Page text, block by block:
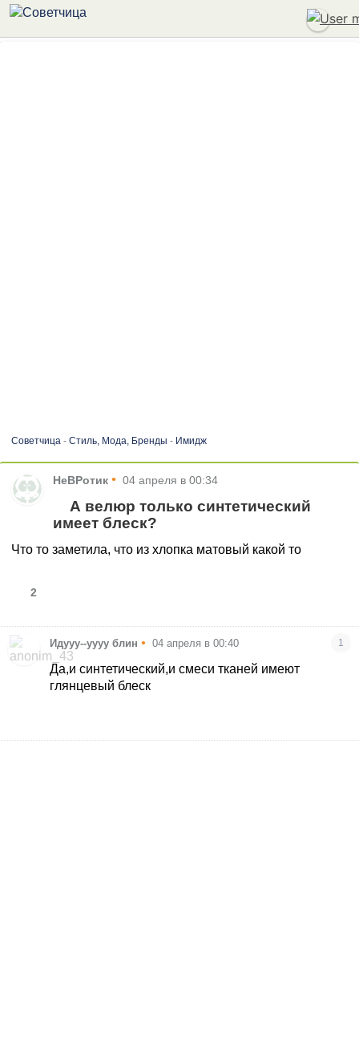
Советчица- Стиль, Мода, Бренды - Имидж
НеВРотик • 04 апреля в 00:34
А велюр только синтетический
имеет блеск?
Что то заметила, что из хлопка матовый какой то
2
Идууу--уууу блин • 04 апреля в 00:40 1
Да,и синтетический,и смеси тканей имеют
глянцевый блеск